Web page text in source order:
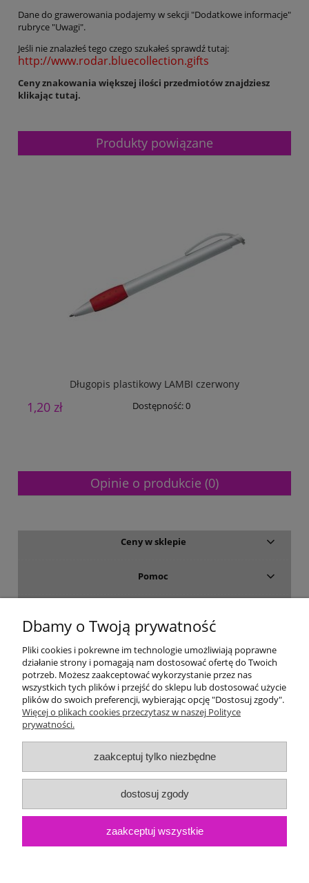
Dane do grawerowania podajemy w sekcji "Dodatkowe informacje"
rubryce "Uwagi".
Jeśli nie znalazłeś tego czego szukałeś sprawdź tutaj:
http://www.rodar.bluecollection.gifts
Ceny znakowania większej ilości przedmiotów znajdziesz
klikając tutaj.
Produkty powiązane
Długopis plastikowy LAMBI czerwony
1,20 zł Dostępność:0
Opinie o produkcie (0)
Ceny w sklepie
Pomoc
Moje konto
Gwarancja i zwroty
O firmie
Dbamy o Twoją prywatność
Pliki cookies i pokrewne im technologie umożliwiają poprawne
działanie strony i pomagają nam dostosować ofertę do Twoich
potrzeb. Możesz zaakceptować wykorzystanie przez nas
wszystkich tych plików i przejść do sklepu lub dostosować użycie
plików do swoich preferencji, wybierając opcję "Dostosuj zgody".
Więcej o plikach cookies przeczytasz w naszej Polityce
prywatności.
zaakceptuj tylko niezbędne
dostosuj zgody
zaakceptuj wszystkie